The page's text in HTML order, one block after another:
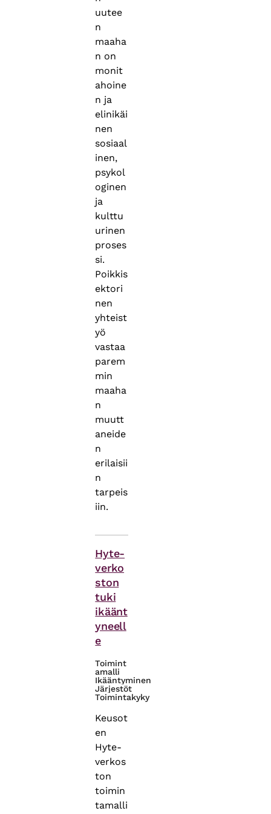
uutee
n
maaha
n on
monit
ahoine
n ja
elinikäi
nen
sosiaal
inen,
psykol
oginen
ja
kulttu
urinen
proses
si.
Poikkis
ektori
nen
yhteist
yö
vastaa
parem
min
maaha
n
muutt
aneide
n
erilaisii
n
tarpeis
iin.
Hyte-
verko
ston
tuki
ikäänt
yneell
e
Toimint
amalli
Ikääntyminen
Järjestöt
Toimintakyky
Keusot
en
Hyte-
verkos
ton
toimin
tamalli